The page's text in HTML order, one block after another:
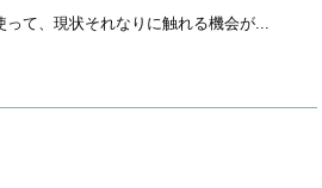
って、現状それなりに触れる機会が...